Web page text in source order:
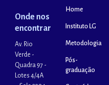
Onde nos
encontrar
Av. Rio
Verde -
Quadra 97 -
Lotes 4/4A
Home
Instituto LG
Metodologia
Pós-
graduação